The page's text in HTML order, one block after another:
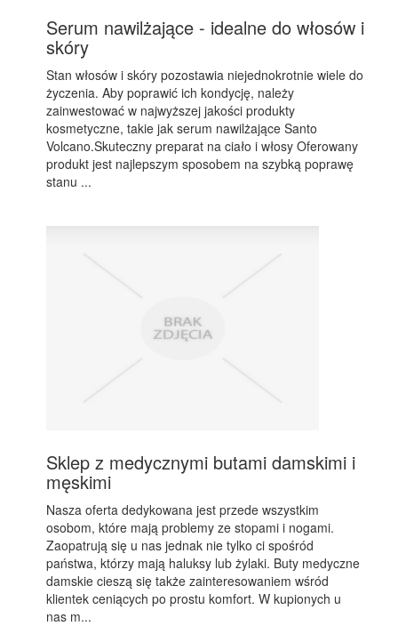
Serum nawilżające - idealne do włosów i
skóry
Stan włosów i skóry pozostawia niejednokrotnie wiele do
życzenia. Aby poprawić ich kondycję, należy
zainwestować w najwyższej jakości produkty
kosmetyczne, takie jak serum nawilżające Santo
Volcano.Skuteczny preparat na ciało i włosy Oferowany
produkt jest najlepszym sposobem na szybką poprawę
stanu ...
Sklep z medycznymi butami damskimi i
męskimi
Nasza oferta dedykowana jest przede wszystkim
osobom, które mają problemy ze stopami i nogami.
Zaopatrują się u nas jednak nie tylko ci spośród
państwa, którzy mają haluksy lub żylaki. Buty medyczne
damskie cieszą się także zainteresowaniem wśród
klientek ceniących po prostu komfort. W kupionych u
nas m...